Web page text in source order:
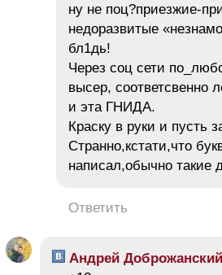
ну не поц?приезжие-
недоразвитые
бл1дь!
Через соц сети
высер, соответсвенно
и эта ГНИДА.
Краску в руки и пусть
Странно,кстати,что
написал,обычно такие
Ответить
Андрей Доброжанский